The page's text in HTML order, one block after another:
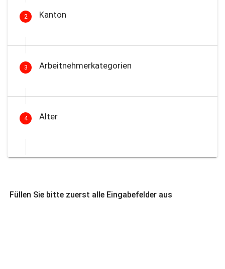
2 Kanton
3 Arbeitnehmerkategorien
4 Alter
Füllen Sie bitte zuerst alle Eingabefelder aus